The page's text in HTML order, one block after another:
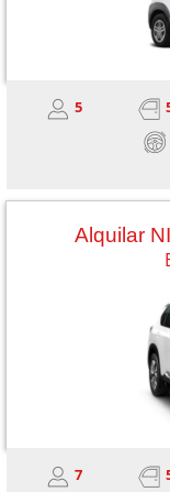
5
Alquilar
7